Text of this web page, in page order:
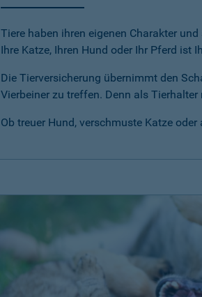
Tiere haben ihren eigenen Charakter
Ihre Katze, Ihren Hund oder Ihr Pferd ist
Die Tierversicherung übernimmt den
Vierbeiner zu treffen. Denn als
Ob treuer Hund, verschmuste Katze